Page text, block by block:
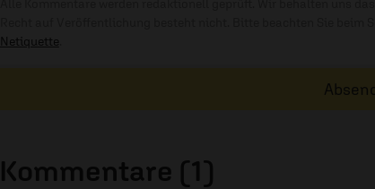
Netiquette
Kommentare (1)